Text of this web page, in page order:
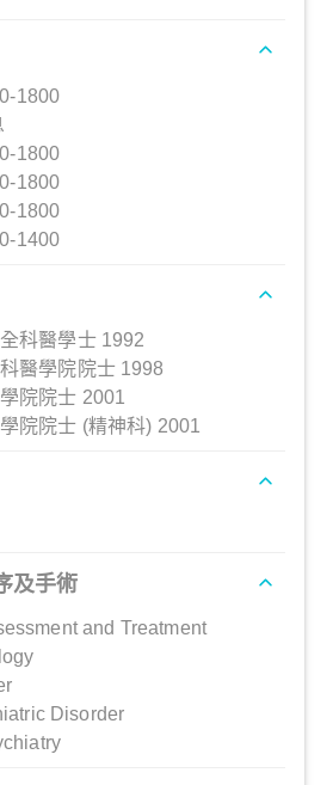
1800
1800
1800
1800
1400
科醫學士 1992
醫學院院士 1998
院院士 2001
院院士 (精神科) 2001
及手術
and Treatment
Disorder